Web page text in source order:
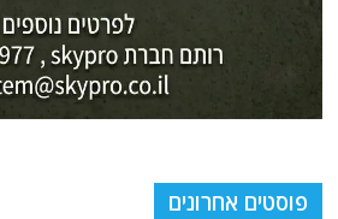
פוסטים אחרונים